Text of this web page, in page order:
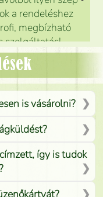
a rendeléshez
megbízható
szolgáltatás!
Mónika
is vásárolni?
így is tudok